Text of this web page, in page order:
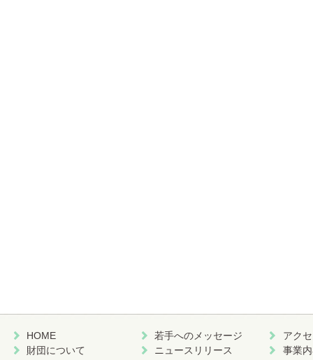
HOME 若手へのメッセージ
アク
財団について
ニュースリリース
事業